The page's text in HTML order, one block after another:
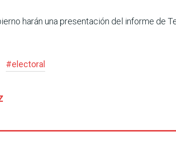
harán una presentación del informe de
#electoral